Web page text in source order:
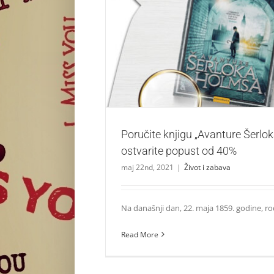
Poručite knjigu „Avanture Šerloka Holmsa“
od 40%
Život i zabava
Poručite knjigu „Avanture
ostvarite popust od 40%
maj 22nd, 2021 | Život i zabava
Na današnji dan, 22. maja 1859. godine,
Read More